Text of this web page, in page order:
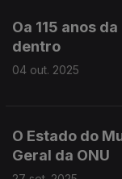
Oa 115 anos
dentro
04 out. 2025
O Estado do
Geral da ONU